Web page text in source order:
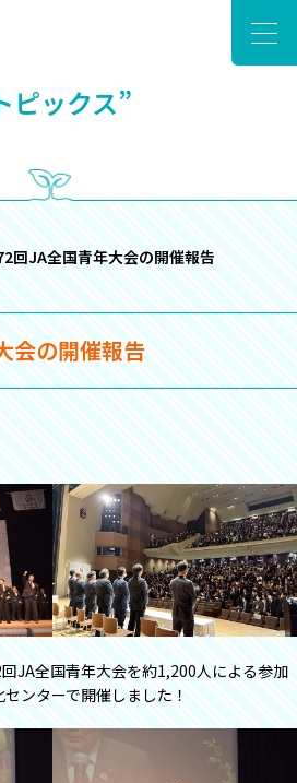
ピックス”
回JA全国青年大会の開催報告
会の開催報告
JA全国青年大会を約1,200人による参加
ンターで開催しました！